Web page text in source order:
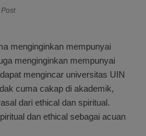
menginginkan mempunyai
menginginkan mempunyai
mengincar universitas UIN
cuma cakap di akademik,
dari ethical dan spiritual.
dan ethical sebagai acuan